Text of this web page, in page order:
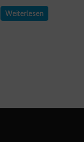
Weiterlesen